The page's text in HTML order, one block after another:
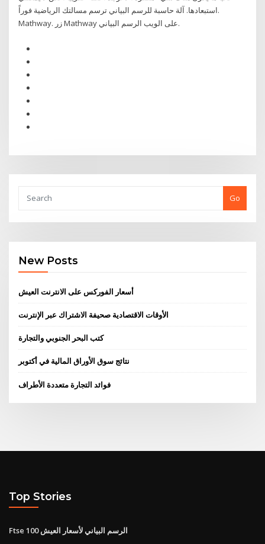
استبعادها. آلة حاسبة للرسم البياني ترسم مسالتك الرياضية فوراً.
Mathway. زر Mathway على الويب الرسم البياني.
Go
New Posts
أسعار الفوركس على الانترنت العيش
الأوقات الاقتصادية صحيفة الاشتراك عبر الإنترنت
كتب البحر الجنوبي والتجارة
نتائج سوق الأوراق المالية في أكتوبر
فوائد التجارة متعددة الأطراف
Top Stories
Ftse 100 الرسم البياني لأسعار العيش